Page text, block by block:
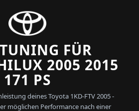
FÜR
2005 2015
171 PS
deines Toyota 1KD-FTV 2005 -
möglichen Performance nach einer